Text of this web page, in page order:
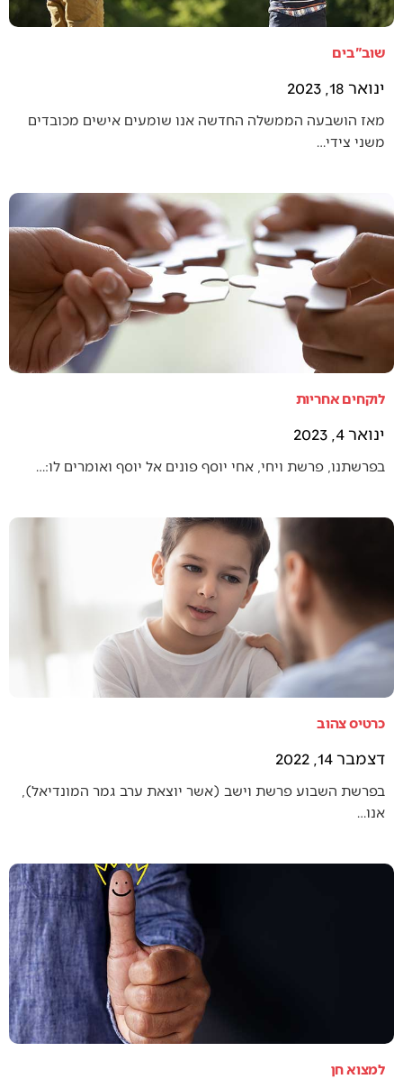
שוב"בים
ינואר 18, 2023
מאז הושבעה הממשלה החדשה אנו שומעים אישים מכובדים
משני צידי…
לוקחים אחריות
ינואר 4, 2023
בפרשתנו, פרשת ויחי, אחי יוסף פונים אל יוסף ואומרים לו:…
כרטיס צהוב
דצמבר 14, 2022
בפרשת השבוע פרשת וישב (אשר יוצאת ערב גמר המונדיאל),
אנו…
למצוא חן